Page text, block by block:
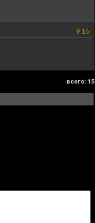
# 15
всего: 15